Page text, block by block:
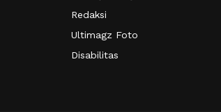
Redaksi
Ultimagz Foto
Disabilitas